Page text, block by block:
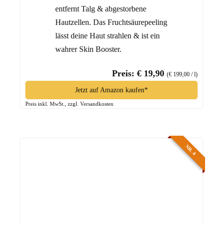
entfernt Talg & abgestorbene
Hautzellen. Das Fruchtsäurepeeling
lässt deine Haut strahlen & ist ein
wahrer Skin Booster.
Preis: € 19,90 (€ 199,00 / l)
Jetzt auf Amazon kaufen*
Preis inkl. MwSt., zzgl. Versandkosten
NR. 4